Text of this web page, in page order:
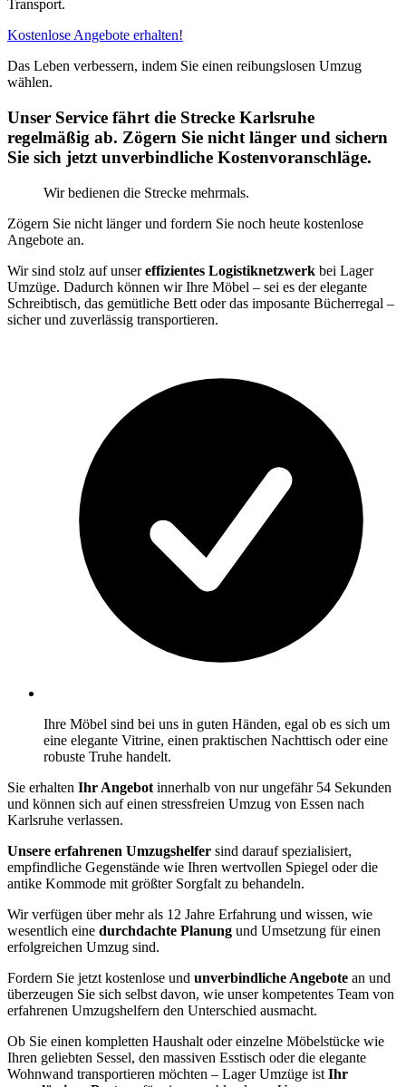
Transport.
Kostenlose Angebote erhalten!
Das Leben verbessern, indem Sie einen reibungslosen Umzug
wählen.
Unser Service fährt die Strecke Karlsruhe
regelmäßig ab. Zögern Sie nicht länger und sichern
Sie sich jetzt unverbindliche Kostenvoranschläge.
Wir bedienen die Strecke mehrmals.
Zögern Sie nicht länger und fordern Sie noch heute kostenlose
Angebote an.
Wir sind stolz auf unsereffizientes Logistiknetzwerk bei Lager
Umzüge. Dadurch können wir Ihre Möbel – sei es der elegante
Schreibtisch, das gemütliche Bett oder das imposante Bücherregal –
sicher und zuverlässig transportieren.
Ihre Möbel sind bei uns in guten Händen, egal ob es sich um
eine elegante Vitrine, einen praktischen Nachttisch oder eine
robuste Truhe handelt.
Sie erhalten Ihr Angebot innerhalb von nur ungefähr 54 Sekunden
und können sich auf einen stressfreien Umzug von Essen nach
Karlsruhe verlassen.
Unsere erfahrenen Umzugshelfer sind darauf spezialisiert,
empfindliche Gegenstände wie Ihren wertvollen Spiegel oder die
antike Kommode mit größter Sorgfalt zu behandeln.
Wir verfügen über mehr als 12 Jahre Erfahrung und wissen, wie
wesentlich eine durchdachte Planung und Umsetzung für einen
erfolgreichen Umzug sind.
Fordern Sie jetzt kostenlose und unverbindliche Angebote an und
überzeugen Sie sich selbst davon, wie unser kompetentes Team von
erfahrenen Umzugshelfern den Unterschied ausmacht.
Ob Sie einen kompletten Haushalt oder einzelne Möbelstücke wie
Ihren geliebten Sessel, den massiven Esstisch oder die elegante
Wohnwand transportieren möchten – Lager Umzüge ist Ihr